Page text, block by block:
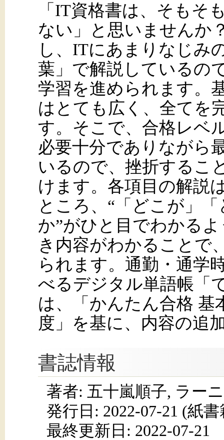
「IT資格書は、そもそ
ない」と思いませんか
し、ITにあまりなじみ
葉」で解説しているの
学習を進められます。
はとても広く、全てを
す。そこで、合格レベ
必要十分でありながら
いるので、挫折するこ
けます。各項目の解説
ところ、“「どこが」
か”がひと目でわかる
き内容がわかることで
られます。通勤・通学
べるデジタル単語帳「
は、「かんたん合格 基
度」を基に、内容の追
書誌情報
著者: 五十嵐順子, ラー
発行日: 2022-07-21 (紙書
最終更新日: 2022-07-21